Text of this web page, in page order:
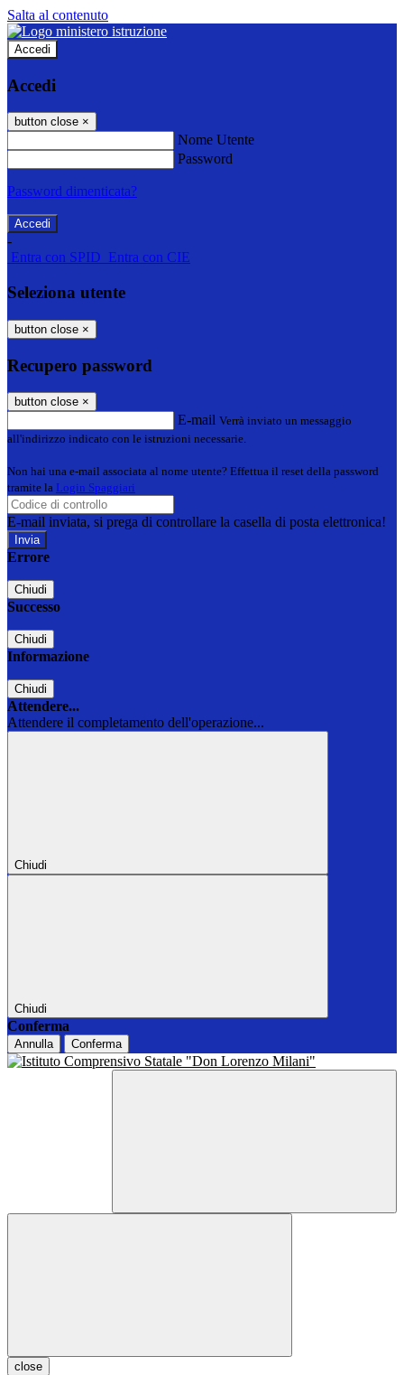
Salta al contenuto
Accedi
Accedi
button close ×
Nome Utente
Password
Password dimenticata?
-
Entra con SPID Entra con CIE
Seleziona utente
button close ×
Recupero password
button close ×
E-mail Verrà inviato un messaggio
all'indirizzo indicato con le istruzioni necessarie.
Non hai una e-mail associata al nome utente? Effettua il reset della password
tramite la Login Spaggiari
E-mail inviata, si prega di controllare la casella di posta elettronica!
Errore
Chiudi
Successo
Chiudi
Informazione
Chiudi
Attendere...
Attendere il completamento dell'operazione...
Chiudi
Chiudi
Conferma
Annulla Conferma
close